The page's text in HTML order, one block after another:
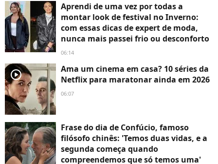
Aprendi de uma vez por todas a
montar look de festival no Inverno:
com essas dicas de expert de moda,
nunca mais passei frio ou desconforto
06:14
player2
Ama um cinema em casa? 10 séries da
Netflix para maratonar ainda em 2026
06:07
Frase do dia de Confúcio, famoso
filósofo chinês: 'Temos duas vidas, e a
segunda começa quando
compreendemos que só temos uma'